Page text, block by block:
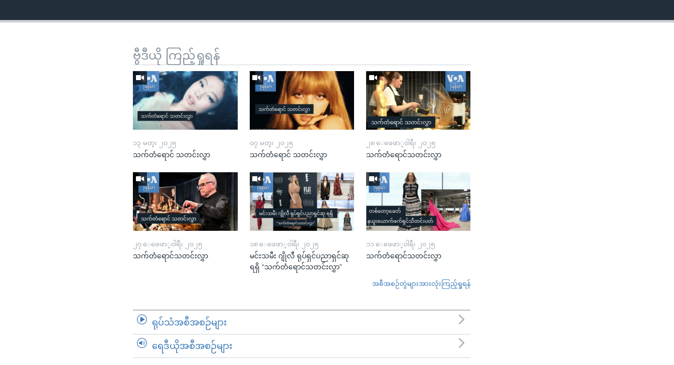
ဗွီဒီယို ကြည့်ရှုရန်
၁၃ မတ္၊ ၂၀၂၅
သက်တံရောင် သတင်းလွှာ
၀၇ မတ္၊ ၂၀၂၅
သက်တံရောင် သတင်းလွှာ
၂၈ ေဖေဖာ္၀ါရီ၊ ၂၀၂၅
သက်တံရောင်သတင်းလွှာ
၂၇ ေဖေဖာ္၀ါရီ၊ ၂၀၂၅
သက်တံရောင်သတင်းလွှာ
၁၈ ေဖေဖာ္၀ါရီ၊ ၂၀၂၅
မင်းသမီး ဂျိုလီ ရုပ်ရှင်ပညာရှင်ဆု
ရရှိ “သက်တံရောင်သတင်းလွှာ”
၁၁ ေဖေဖာ္၀ါရီ၊ ၂၀၂၅
သက်တံရောင်သတင်းလွှာ
အစီအစဉ်တွဲများအားလုံးကြည့်ရှုရန်
ရုပ်သံအစီအစဉ်များ
ရေဒီယိုအစီအစဉ်များ